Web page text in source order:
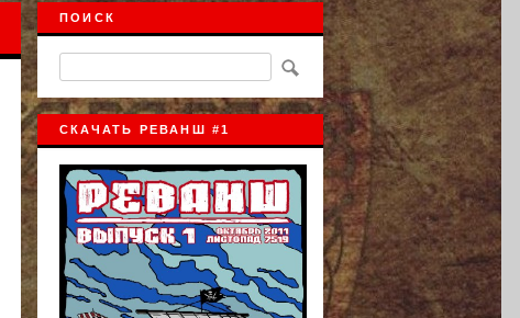
ПОИСК
СКАЧАТЬ РЕВАНШ #1